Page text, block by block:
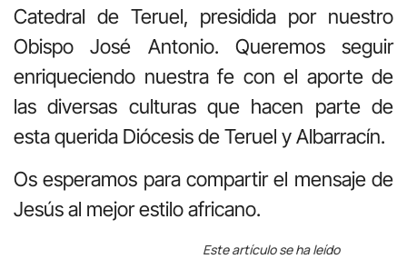
Catedral de Teruel, presidida por nuestro
Obispo José Antonio. Queremos seguir
enriqueciendo nuestra fe con el aporte de
las diversas culturas que hacen parte de
esta querida Diócesis de Teruel y Albarracín.
Os esperamos para compartir el mensaje de
Jesús al mejor estilo africano.
Este artículo se ha leído